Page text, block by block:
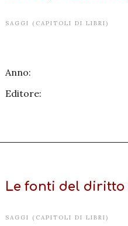
SAGGI (CAPITOLI DI LIBRI)
Anno:
Editore:
Le fonti del
SAGGI (CAPITOLI DI LIBRI)